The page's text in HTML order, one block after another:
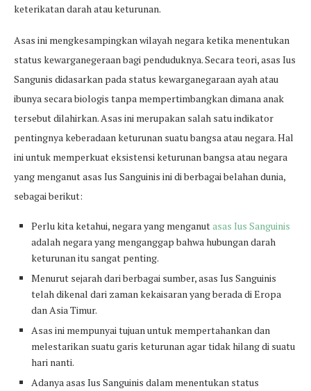
keterikatan darah atau keturunan.
Asas ini mengkesampingkan wilayah negara ketika menentukan
status kewarganegeraan bagi penduduknya. Secara teori, asas Ius
Sangunis didasarkan pada status kewarganegaraan ayah atau
ibunya secara biologis tanpa mempertimbangkan dimana anak
tersebut dilahirkan. Asas ini merupakan salah satu indikator
pentingnya keberadaan keturunan suatu bangsa atau negara. Hal
ini untuk memperkuat eksistensi keturunan bangsa atau negara
yang menganut asas Ius Sanguinis ini di berbagai belahan dunia,
sebagai berikut:
Perlu kita ketahui, negara yang menganutasas Ius Sanguinis
adalah negara yang menganggap bahwa hubungan darah
keturunan itu sangat penting.
Menurut sejarah dari berbagai sumber, asas Ius Sanguinis
telah dikenal dari zaman kekaisaran yang berada di Eropa
dan Asia Timur.
Asas ini mempunyai tujuan untuk mempertahankan dan
melestarikan suatu garis keturunan agar tidak hilang di suatu
hari nanti.
Adanya asas Ius Sanguinis dalam menentukan status